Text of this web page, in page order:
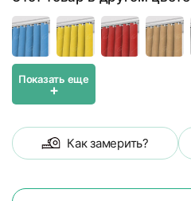
Показать еще
+
Как замерить?